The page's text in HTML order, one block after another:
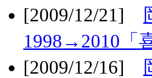
[2009/12/21]
1998→2010「
[2009/12/16]